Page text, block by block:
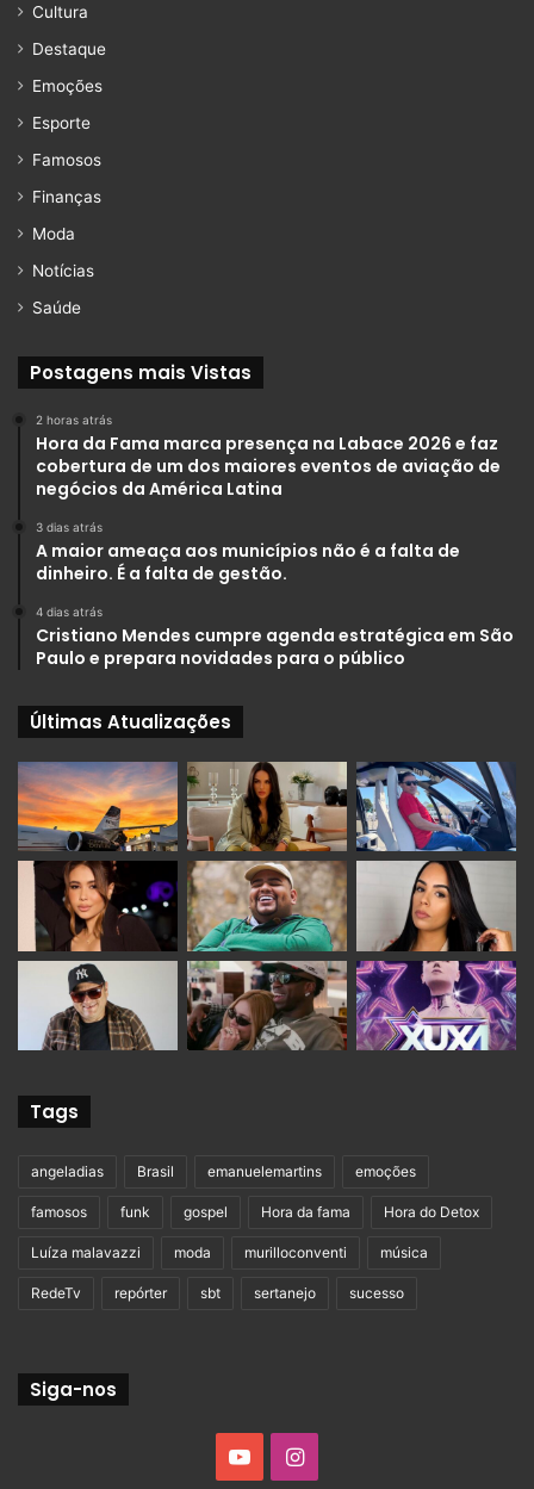
Cultura
Destaque
Emoções
Esporte
Famosos
Finanças
Moda
Notícias
Saúde
Postagens mais Vistas
2 horas atrás
Hora da Fama marca presença na Labace 2026 e faz
cobertura de um dos maiores eventos de aviação de
negócios da América Latina
3 dias atrás
A maior ameaça aos municípios não é a falta de
dinheiro. É a falta de gestão.
4 dias atrás
Cristiano Mendes cumpre agenda estratégica em São
Paulo e prepara novidades para o público
Últimas Atualizações
Tags
angeladias Brasil emanuelemartins emoções
famosos funk gospel Hora da fama Hora do Detox
Luíza malavazzi moda murilloconventi música
RedeTv repórter sbt sertanejo sucesso
Siga-nos
YouTubeInstagram